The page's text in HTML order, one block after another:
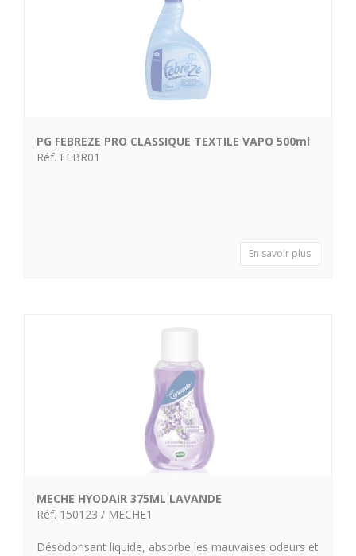
PG FEBREZE PRO CLASSIQUE TEXTILE VAPO 500ml
Réf. FEBR01
En savoir plus
MECHE HYODAIR 375ML LAVANDE
Réf. 150123 / MECHE1
Désodorisant liquide, absorbe les mauvaises odeurs et